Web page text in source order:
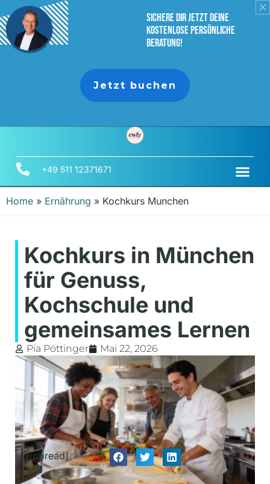
+49 511 12371671
Home » Ernährung » Kochkurs Munchen
Kochkurs in München
für Genuss,
Kochschule und
gemeinsames Lernen
Pia Pöttinger Mai 22, 2026
[wpbread]
sichere dir jetzt deine
Kostenlose persönliche
Beratung!
Jetzt buchen